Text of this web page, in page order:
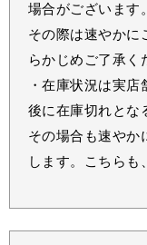
場合がございます。
その際は速やかに
らかじめご了承く
・在庫状況は実
後に在庫切れとな
その場合も速やか
します。こちらも